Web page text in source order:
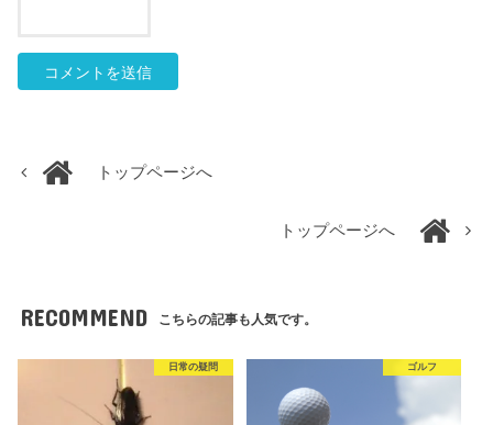
トップページへ
トップページへ
RECOMMEND こちらの記事も人気です。
日常の疑問 ゴルフ